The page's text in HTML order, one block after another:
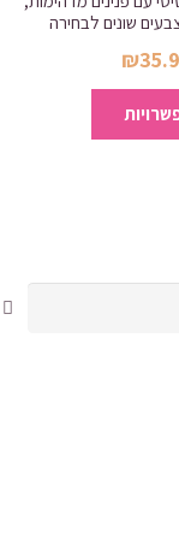
שונים לבחירה
₪
הנוכחי
₪35.93.